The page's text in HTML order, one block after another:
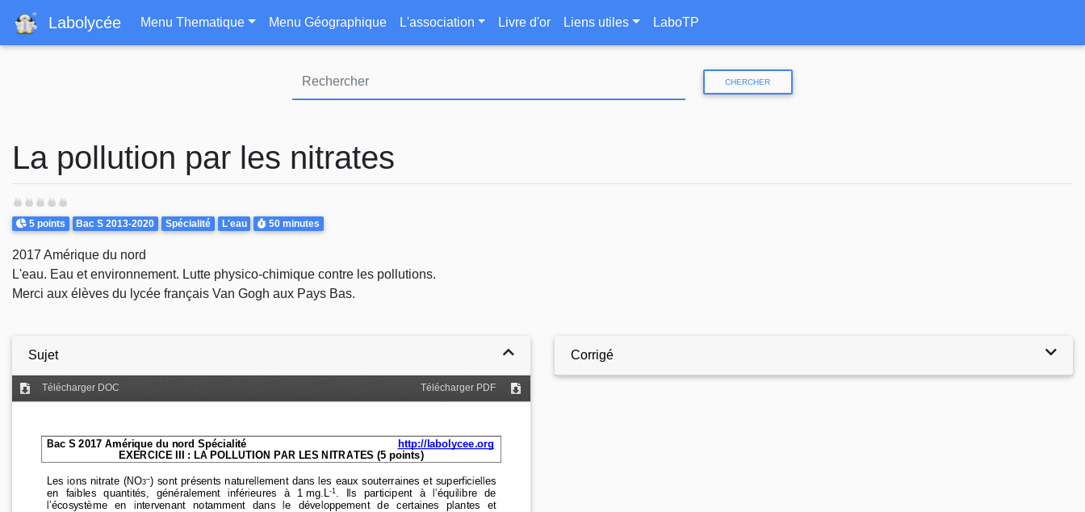
au
contenu
Labolycée Navigation principale
Menu Thematique Menu Géographique L'association Livre d'or Liens utiles LaboTP
CHERCHER
La pollution par les nitrates
Points
5 points Theme
Bac S 2013-2020 Spécialité L'eau Durée
50 minutes
2017 Amérique du nord
L'eau. Eau et environnement. Lutte physico-chimique contre les pollutions.
Merci aux élèves du lycée français Van Gogh aux Pays Bas.
Sujet Corrigé